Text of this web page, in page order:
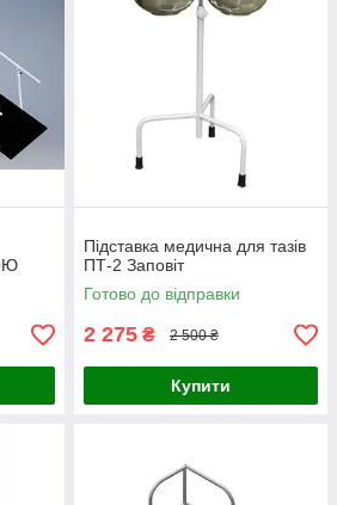
Підставка медична для тазів
ПТ-2 Заповіт
Готово до відправки
2 275 ₴ 2 500 ₴
Купити